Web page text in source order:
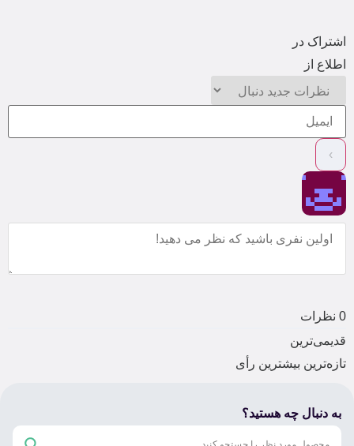
اشتراک در
اطلاع از
0 نظرات
قدیمی‌ترین
تازه‌ترین بیشترین رأی
به دنبال چه هستید؟